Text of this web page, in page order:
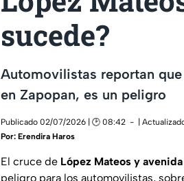
sucede?
Automovilistas reportan
en Zapopan, es un peligro
Publicado 02/07/2026 | 🕑 08:42
|
Por: Erendira Haros
El cruce de López Mateos y
peligro para los automovilistas,